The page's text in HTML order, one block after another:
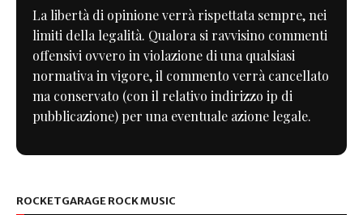
La libertà di opinione verrà rispettata sempre, nei
limiti della legalità. Qualora si ravvisino commenti
offensivi ovvero in violazione di una qualsiasi
normativa in vigore, il commento verrà cancellato
ma conservato (con il relativo indirizzo ip di
pubblicazione) per una eventuale azione legale.
ROCKETGARAGE ROCK MUSIC